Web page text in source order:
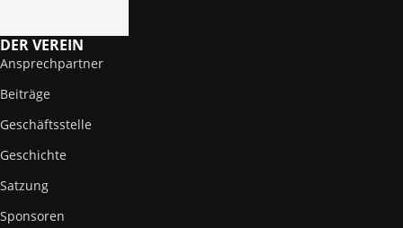
DER VEREIN
Ansprechpartner
Beiträge
Geschäftsstelle
Geschichte
Satzung
Sponsoren